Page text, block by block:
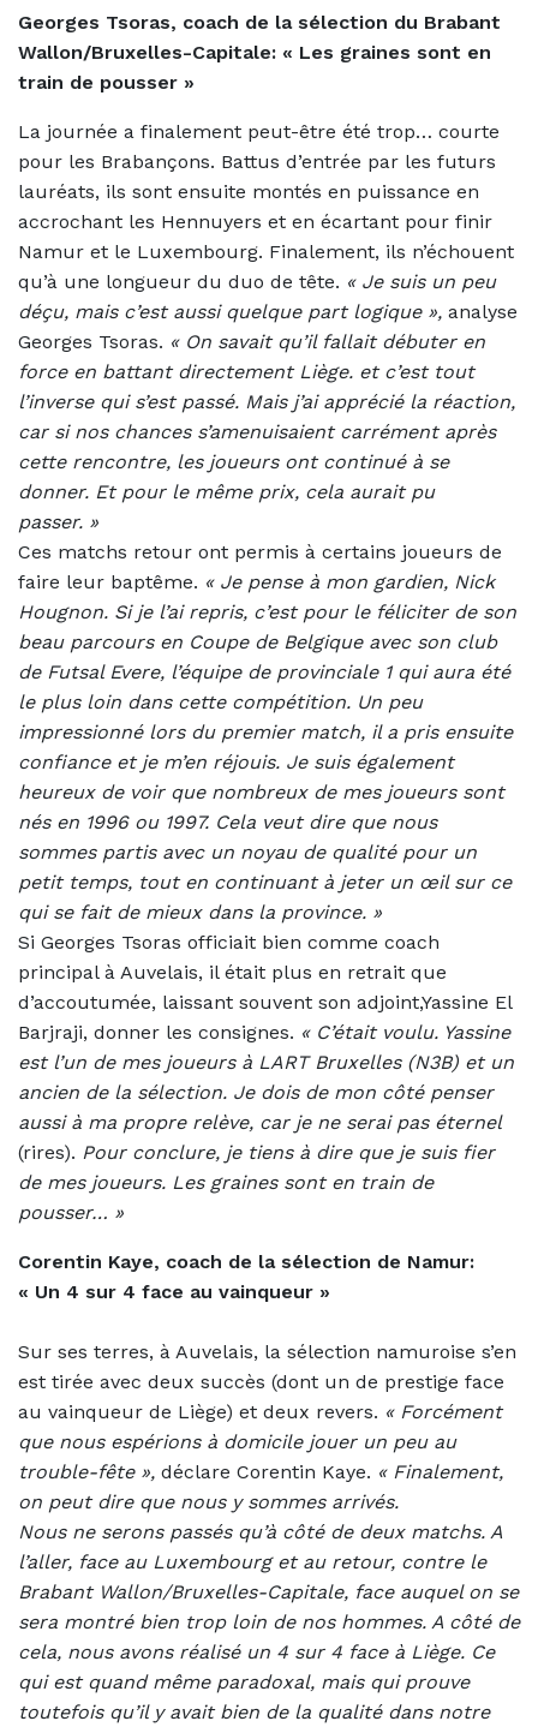
Georges Tsoras, coach de la sélection du Brabant
Wallon/Bruxelles-Capitale: « Les graines sont en
train de pousser »
La journée a finalement peut-être été trop… courte
pour les Brabançons. Battus d’entrée par les futurs
lauréats, ils sont ensuite montés en puissance en
accrochant les Hennuyers et en écartant pour finir
Namur et le Luxembourg. Finalement, ils n’échouent
qu’à une longueur du duo de tête. « Je suis un peu
déçu, mais c’est aussi quelque part logique », analyse
Georges Tsoras. « On savait qu’il fallait débuter en
force en battant directement Liège. et c’est tout
l’inverse qui s’est passé. Mais j’ai apprécié la réaction,
car si nos chances s’amenuisaient carrément après
cette rencontre, les joueurs ont continué à se
donner. Et pour le même prix, cela aurait pu
passer. »
Ces matchs retour ont permis à certains joueurs de
faire leur baptême. « Je pense à mon gardien, Nick
Hougnon. Si je l’ai repris, c’est pour le féliciter de son
beau parcours en Coupe de Belgique avec son club
de Futsal Evere, l’équipe de provinciale 1 qui aura été
le plus loin dans cette compétition. Un peu
impressionné lors du premier match, il a pris ensuite
confiance et je m’en réjouis. Je suis également
heureux de voir que nombreux de mes joueurs sont
nés en 1996 ou 1997. Cela veut dire que nous
sommes partis avec un noyau de qualité pour un
petit temps, tout en continuant à jeter un œil sur ce
qui se fait de mieux dans la province. »
Si Georges Tsoras officiait bien comme coach
principal à Auvelais, il était plus en retrait que
d’accoutumée, laissant souvent son adjoint,Yassine El
Barjraji, donner les consignes. « C’était voulu. Yassine
est l’un de mes joueurs à LART Bruxelles (N3B) et un
ancien de la sélection. Je dois de mon côté penser
aussi à ma propre relève, car je ne serai pas éternel
(rires). Pour conclure, je tiens à dire que je suis fier
de mes joueurs. Les graines sont en train de
pousser… »
Corentin Kaye, coach de la sélection de Namur:
« Un 4 sur 4 face au vainqueur »
Sur ses terres, à Auvelais, la sélection namuroise s’en
est tirée avec deux succès (dont un de prestige face
au vainqueur de Liège) et deux revers. « Forcément
que nous espérions à domicile jouer un peu au
trouble-fête », déclare Corentin Kaye. « Finalement,
on peut dire que nous y sommes arrivés.
Nous ne serons passés qu’à côté de deux matchs. A
l’aller, face au Luxembourg et au retour, contre le
Brabant Wallon/Bruxelles-Capitale, face auquel on se
sera montré bien trop loin de nos hommes. A côté de
cela, nous avons réalisé un 4 sur 4 face à Liège. Ce
qui est quand même paradoxal, mais qui prouve
toutefois qu’il y avait bien de la qualité dans notre